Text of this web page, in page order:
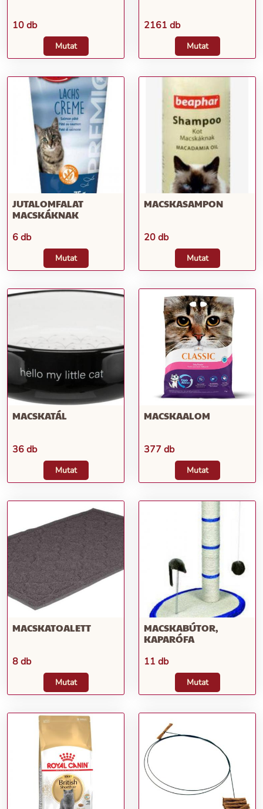
10 db
Mutat
2161 db
Mutat
JUTALOMFALAT
MACSKÁKNAK
6 db
Mutat
MACSKASAMPON
20 db
Mutat
MACSKATÁL
36 db
Mutat
MACSKAALOM
377 db
Mutat
MACSKATOALETT
8 db
Mutat
MACSKABÚTOR,
KAPARÓFA
11 db
Mutat